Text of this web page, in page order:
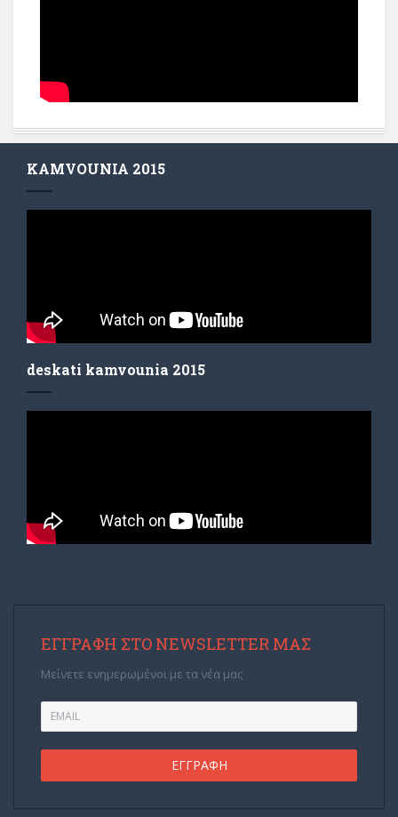
KAMVOUNIA 2015
deskati kamvounia 2015
ΕΓΓΡΑΦΉ ΣΤΟ NEWSLETTER ΜΑΣ
Μείνετε ενημερωμένοι με τα νέα μας